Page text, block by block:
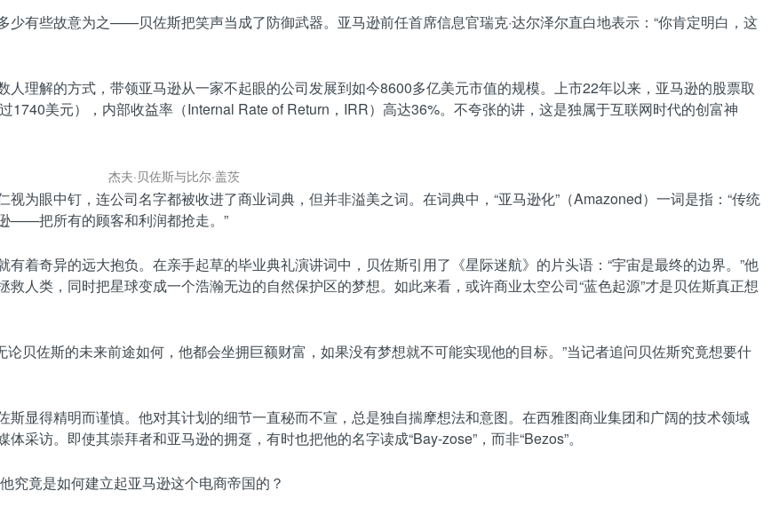
有些故意为之——贝佐斯把笑声当成了防御武器。亚马逊前任首席信息官瑞克·达尔泽尔直白地表示：“你肯定明白，这
理解的方式，带领亚马逊从一家不起眼的公司发展到如今8600多亿美元市值的规模。上市22年以来，亚马逊的股票取
美元），内部收益率（Internal Rate of Return，IRR）高达36%。不夸张的讲，这是独属于互联网时代的创富神
杰夫·贝佐斯与比尔·盖茨
为眼中钉，连公司名字都被收进了商业词典，但并非溢美之词。在词典中，“亚马逊化”（Amazoned）一词是指：“传统
——把所有的顾客和利润都抢走。”
着奇异的远大抱负。在亲手起草的毕业典礼演讲词中，贝佐斯引用了《星际迷航》的片头语：“宇宙是最终的边界。”他
人类，同时把星球变成一个浩瀚无边的自然保护区的梦想。如此来看，或许商业太空公司“蓝色起源”才是贝佐斯真正想
贝佐斯的未来前途如何，他都会坐拥巨额财富，如果没有梦想就不可能实现他的目标。”当记者追问贝佐斯究竟想要什
显得精明而谨慎。他对其计划的细节一直秘而不宣，总是独自揣摩想法和意图。在西雅图商业集团和广阔的技术领域
采访。即使其崇拜者和亚马逊的拥趸，有时也把他的名字读成“Bay-zose”，而非“Bezos”。
究竟是如何建立起亚马逊这个电商帝国的？